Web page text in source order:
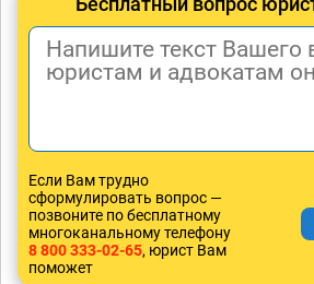
Если Вам трудно
сформулировать вопрос —
позвоните по бесплатному
многоканальному телефону
8 800 333-02-65, юрист Вам
поможет